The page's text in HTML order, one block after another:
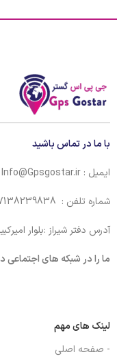
با ما در تماس باشید
ایمیل : Info@Gpsgostar.ir
شماره تلفن : 07138239838 – 09373936263
آدرس دفتر شیراز :بلوار
ما را در شبکه های اجتماعی
لینک های مهم
- صفحه اصلی